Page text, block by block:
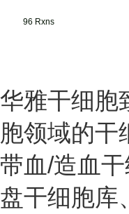
96 Rxns
华雅干细胞
胞领域的干
带血/造血
盘干细胞库